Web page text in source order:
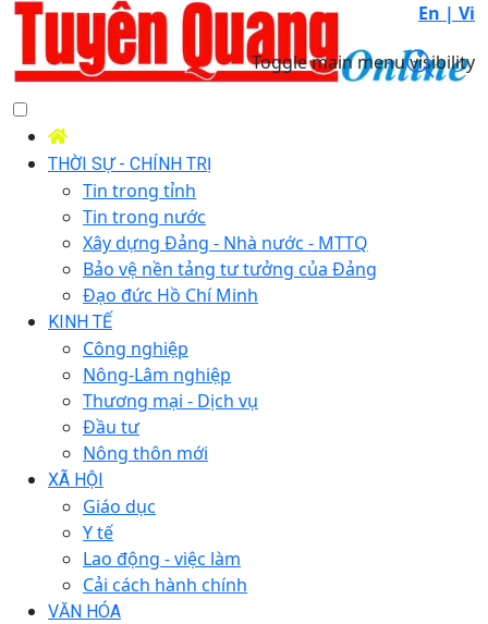
En | Vi
Toggle main menu visibility
THỜI SỰ - CHÍNH TRỊ
Tin trong tỉnh
Tin trong nước
Xây dựng Đảng - Nhà nước - MTTQ
Bảo vệ nền tảng tư tưởng của Đảng
Đạo đức Hồ Chí Minh
KINH TẾ
Công nghiệp
Nông-Lâm nghiệp
Thương mại - Dịch vụ
Đầu tư
Nông thôn mới
XÃ HỘI
Giáo dục
Y tế
Lao động - việc làm
Cải cách hành chính
VĂN HÓA